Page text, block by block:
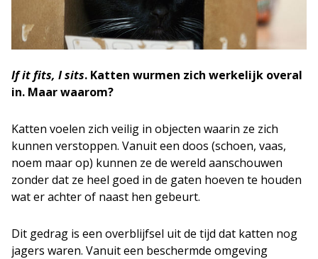
If it fits, I sits. Katten wurmen zich werkelijk overal
in. Maar waarom?
Katten voelen zich veilig in objecten waarin ze zich
kunnen verstoppen. Vanuit een doos (schoen, vaas,
noem maar op) kunnen ze de wereld aanschouwen
zonder dat ze heel goed in de gaten hoeven te houden
wat er achter of naast hen gebeurt.
Dit gedrag is een overblijfsel uit de tijd dat katten nog
jagers waren. Vanuit een beschermde omgeving